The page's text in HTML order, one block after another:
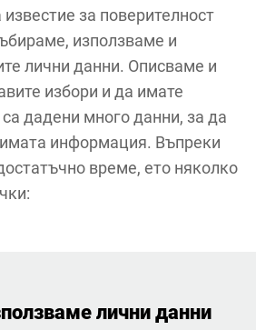
за поверителност
използваме и
лични данни. Описваме и
избори и да имате
дадени много данни, за да
информация. Въпреки
време, ето няколко
лични данни